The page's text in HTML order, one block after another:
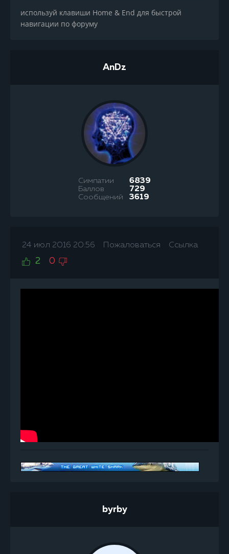
используй клавиши Home & End для быстрой
навигации по форуму
AnDz
Симпатии 6839
Баллов 729
Сообщений 3619
24 июл 2016 20:56 Пожаловаться Ссылка
2 0
byrby